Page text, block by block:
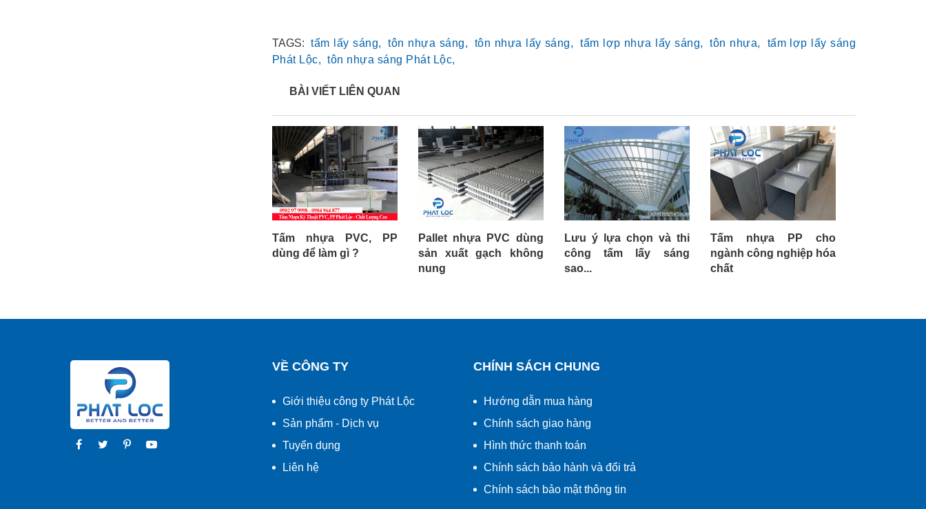
TAGS: tấm lấy sáng, tôn nhựa sáng, tôn nhựa lấy sáng, tấm lợp nhựa lấy sáng, tôn nhựa,
tấm lợp lấy sáng
Phát Lộc, tôn nhựa sáng Phát Lộc,
BÀI VIẾT LIÊN QUAN
Tấm nhựa PVC, PP
dùng để làm gì ?
Pallet nhựa PVC dùng
sản xuất gạch không
nung
Lưu ý lựa chọn và thi
công tấm lấy sáng
sao...
Tấm nhựa PP cho
ngành công nghiệp hóa
chất
VỀ CÔNG TY
Giới thiệu công ty Phát Lộc
Sản phẩm - Dịch vụ
Tuyển dụng
Liên hệ
CHÍNH SÁCH CHUNG
Hướng dẫn mua hàng
Chính sách giao hàng
Hình thức thanh toán
Chính sách bảo hành và đổi trả
Chính sách bảo mật thông tin